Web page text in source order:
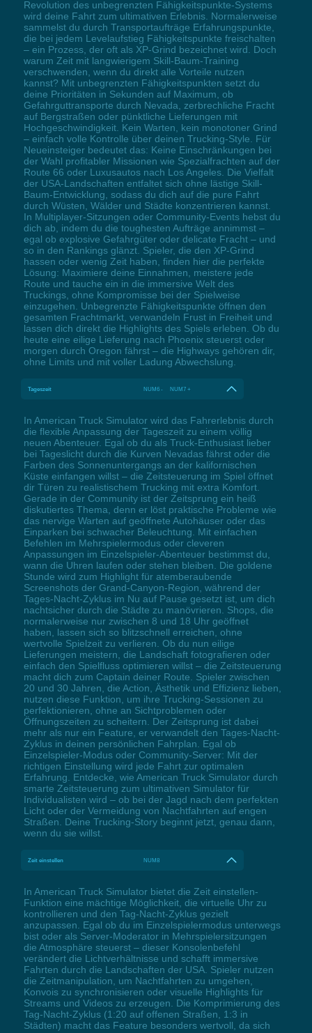
Revolution des unbegrenzten Fähigkeitspunkte-Systems
wird deine Fahrt zum ultimativen Erlebnis. Normalerweise
sammelst du durch Transportaufträge Erfahrungspunkte,
die bei jedem Levelaufstieg Fähigkeitspunkte freischalten
– ein Prozess, der oft als XP-Grind bezeichnet wird. Doch
warum Zeit mit langwierigem Skill-Baum-Training
verschwenden, wenn du direkt alle Vorteile nutzen
kannst? Mit unbegrenzten Fähigkeitspunkten setzt du
deine Prioritäten in Sekunden auf Maximum, ob
Gefahrguttransporte durch Nevada, zerbrechliche Fracht
auf Bergstraßen oder pünktliche Lieferungen mit
Hochgeschwindigkeit. Kein Warten, kein monotoner Grind
– einfach volle Kontrolle über deinen Trucking-Style. Für
Neueinsteiger bedeutet das: Keine Einschränkungen bei
der Wahl profitabler Missionen wie Spezialfrachten auf der
Route 66 oder Luxusautos nach Los Angeles. Die Vielfalt
der USA-Landschaften entfaltet sich ohne lästige Skill-
Baum-Entwicklung, sodass du dich auf die pure Fahrt
durch Wüsten, Wälder und Städte konzentrieren kannst.
In Multiplayer-Sitzungen oder Community-Events hebst du
dich ab, indem du die toughesten Aufträge annimmst –
egal ob explosive Gefahrgüter oder delicate Fracht – und
so in den Rankings glänzt. Spieler, die den XP-Grind
hassen oder wenig Zeit haben, finden hier die perfekte
Lösung: Maximiere deine Einnahmen, meistere jede
Route und tauche ein in die immersive Welt des
Truckings, ohne Kompromisse bei der Spielweise
einzugehen. Unbegrenzte Fähigkeitspunkte öffnen den
gesamten Frachtmarkt, verwandeln Frust in Freiheit und
lassen dich direkt die Highlights des Spiels erleben. Ob du
heute eine eilige Lieferung nach Phoenix steuerst oder
morgen durch Oregon fährst – die Highways gehören dir,
ohne Limits und mit voller Ladung Abwechslung.
Tageszeit NUM6 - NUM7 +
In American Truck Simulator wird das Fahrerlebnis durch
die flexible Anpassung der Tageszeit zu einem völlig
neuen Abenteuer. Egal ob du als Truck-Enthusiast lieber
bei Tageslicht durch die Kurven Nevadas fährst oder die
Farben des Sonnenuntergangs an der kalifornischen
Küste einfangen willst – die Zeitsteuerung im Spiel öffnet
dir Türen zu realistischem Trucking mit extra Komfort.
Gerade in der Community ist der Zeitsprung ein heiß
diskutiertes Thema, denn er löst praktische Probleme wie
das nervige Warten auf geöffnete Autohäuser oder das
Einparken bei schwacher Beleuchtung. Mit einfachen
Befehlen im Mehrspielermodus oder cleveren
Anpassungen im Einzelspieler-Abenteuer bestimmst du,
wann die Uhren laufen oder stehen bleiben. Die goldene
Stunde wird zum Highlight für atemberaubende
Screenshots der Grand-Canyon-Region, während der
Tages-Nacht-Zyklus im Nu auf Pause gesetzt ist, um dich
nachtsicher durch die Städte zu manövrieren. Shops, die
normalerweise nur zwischen 8 und 18 Uhr geöffnet
haben, lassen sich so blitzschnell erreichen, ohne
wertvolle Spielzeit zu verlieren. Ob du nun eilige
Lieferungen meistern, die Landschaft fotografieren oder
einfach den Spielfluss optimieren willst – die Zeitsteuerung
macht dich zum Captain deiner Route. Spieler zwischen
20 und 30 Jahren, die Action, Ästhetik und Effizienz lieben,
nutzen diese Funktion, um ihre Trucking-Sessionen zu
perfektionieren, ohne an Sichtproblemen oder
Öffnungszeiten zu scheitern. Der Zeitsprung ist dabei
mehr als nur ein Feature, er verwandelt den Tages-Nacht-
Zyklus in deinen persönlichen Fahrplan. Egal ob
Einzelspieler-Modus oder Community-Server: Mit der
richtigen Einstellung wird jede Fahrt zur optimalen
Erfahrung. Entdecke, wie American Truck Simulator durch
smarte Zeitsteuerung zum ultimativen Simulator für
Individualisten wird – ob bei der Jagd nach dem perfekten
Licht oder der Vermeidung von Nachtfahrten auf engen
Straßen. Deine Trucking-Story beginnt jetzt, genau dann,
wenn du sie willst.
Zeit einstellen NUM8
In American Truck Simulator bietet die Zeit einstellen-
Funktion eine mächtige Möglichkeit, die virtuelle Uhr zu
kontrollieren und den Tag-Nacht-Zyklus gezielt
anzupassen. Egal ob du im Einzelspielermodus unterwegs
bist oder als Server-Moderator in Mehrspielersitzungen
die Atmosphäre steuerst – dieser Konsolenbefehl
verändert die Lichtverhältnisse und schafft immersive
Fahrten durch die Landschaften der USA. Spieler nutzen
die Zeitmanipulation, um Nachtfahrten zu umgehen,
Konvois zu synchronisieren oder visuelle Highlights für
Streams und Videos zu erzeugen. Die Komprimierung des
Tag-Nacht-Zyklus (1:20 auf offenen Straßen, 1:3 in
Städten) macht das Feature besonders wertvoll, da sich